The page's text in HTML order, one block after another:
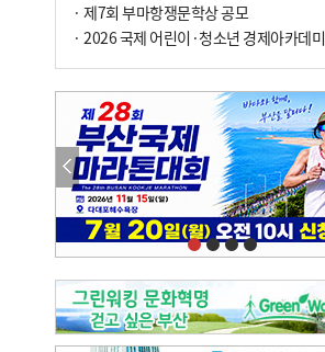
· 제7회 부마항쟁문학상 공모
· 2026 국제 어린이·청소년 경제아카데미